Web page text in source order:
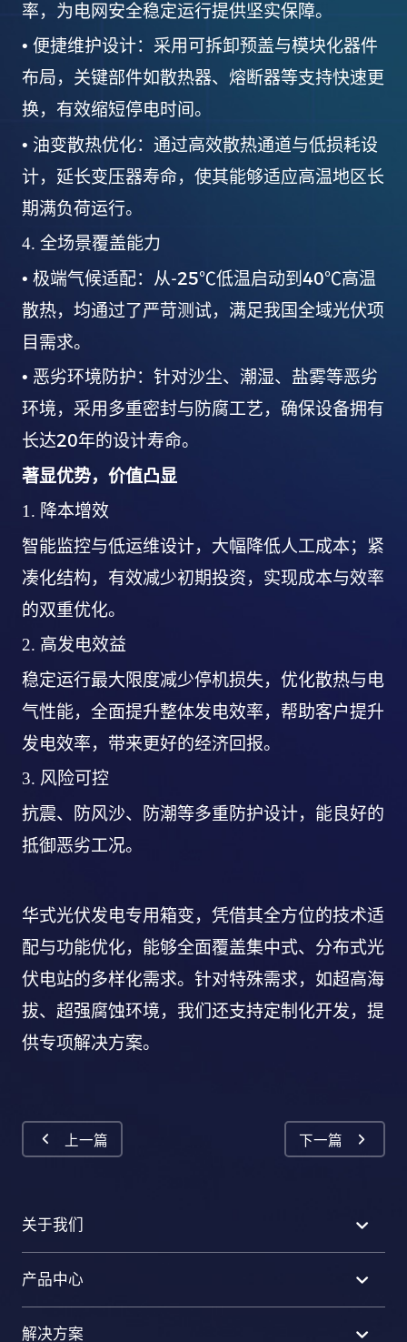
率，为电网安全稳定运行提供坚实保障。
• 便捷维护设计：采用可拆卸预盖与模块化器件
布局，关键部件如散热器、熔断器等支持快速更
换，有效缩短停电时间。
• 油变散热优化：通过高效散热通道与低损耗设
计，延长变压器寿命，使其能够适应高温地区长
期满负荷运行。
4. 全场景覆盖能力
• 极端气候适配：从-25℃低温启动到 40℃高温
散热，均通过了严苛测试，满足我国全域光伏项
目需求。
• 恶劣环境防护：针对沙尘、潮湿、盐雾等恶劣
环境，采用多重密封与防腐工艺，确保设备拥有
长达20年的设计寿命。
著显优势，价值凸显
1. 降本增效
智能监控与低运维设计，大幅降低人工成本；紧
凑化结构，有效减少初期投资，实现成本与效率
的双重优化。
2. 高发电效益
稳定运行最大限度减少停机损失，优化散热与电
气性能，全面提升整体发电效率，帮助客户提升
发电效率，带来更好的经济回报。
3. 风险可控
抗震、防风沙、防潮等多重防护设计，能良好的
抵御恶劣工况。
华式光伏发电专用箱变，凭借其全方位的技术适
配与功能优化，能够全面覆盖集中式、分布式光
伏电站的多样化需求。针对特殊需求，如超高海
拔、超强腐蚀环境，我们还支持定制化开发，提
供专项解决方案。
上一篇 下一篇
关于我们
产品中心
解决方案